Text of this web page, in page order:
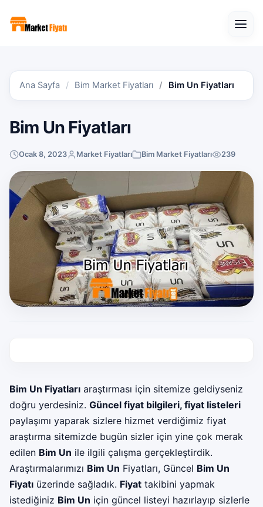
Ana Sayfa Bim Market Fiyatları Bim Un Fiyatları
Bim Un Fiyatları
Ocak 8, 2023 Market Fiyatları Bim Market Fiyatları 239
Bim Un Fiyatları araştırması için sitemize geldiyseniz
doğru yerdesiniz. Güncel fiyat bilgileri, fiyat listeleri
paylaşımı yaparak sizlere hizmet verdiğimiz fiyat
araştırma sitemizde bugün sizler için yine çok merak
edilen Bim Un ile ilgili çalışma gerçekleştirdik.
Araştırmalarımızı Bim Un Fiyatları, Güncel Bim Un
Fiyatı üzerinde sağladık. Fiyat takibini yapmak
istediğiniz Bim Un için güncel listeyi hazırlayıp sizlerle